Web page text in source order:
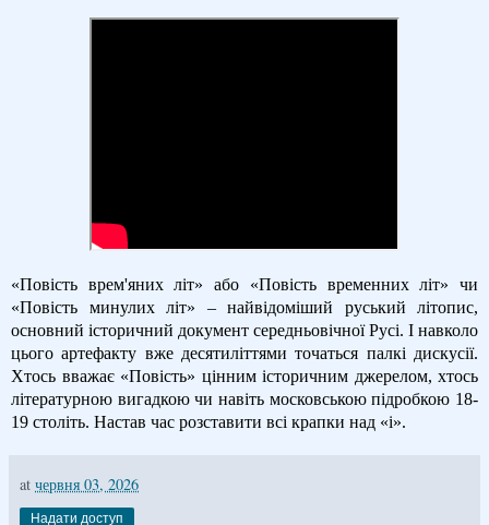
«Повість врем'яних літ» або «Повість временних літ» чи
«Повість минулих літ» – найвідоміший руський літопис,
основний історичний документ середньовічної Русі. І навколо
цього артефакту вже десятиліттями точаться палкі дискусії.
Хтось вважає «Повість» цінним історичним джерелом, хтось
літературною вигадкою чи навіть московською підробкою 18-
19 століть. Настав час розставити всі крапки над «і».
at червня 03, 2026
Надати доступ